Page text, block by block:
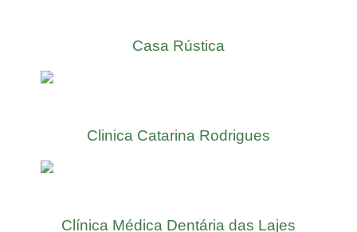
Casa Rústica
Clinica Catarina Rodrigues
Clínica Médica Dentária das Lajes